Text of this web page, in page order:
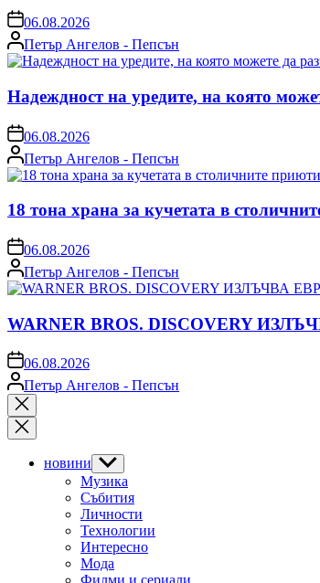
on06.08.2026
Posted
by
Петър Ангелов - Пепсън
Надеждност на уредите, на която
on06.08.2026
Posted
by
Петър Ангелов - Пепсън
18 тона храна за кучетата в
on06.08.2026
Posted
by
Петър Ангелов - Пепсън
WARNER BROS. DISCOVERY
on06.08.2026
Posted
by
Петър Ангелов - Пепсън
Close
search
новини Show
sub
menu
Музика
Събития
Личности
Технологии
Интересно
Мода